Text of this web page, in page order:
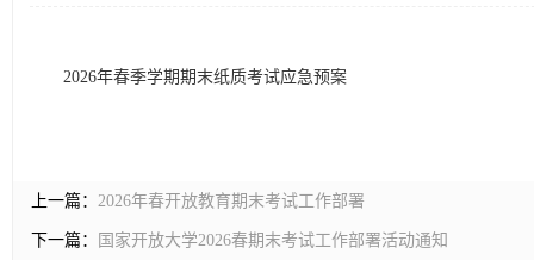
2026年春季学期期末纸质考试应急预案
上一篇： 2026年春开放教育期末考试工作部署
下一篇： 国家开放大学2026春期末考试工作部署活动通知